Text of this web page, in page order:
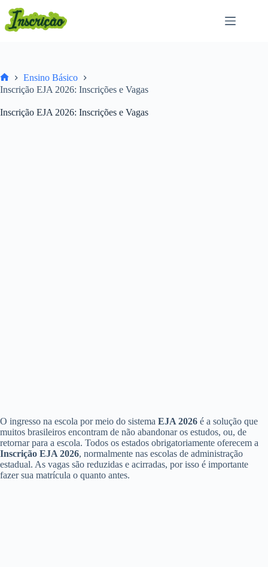
para
Home
Ensino Básico
Inscrição EJA 2026: Inscrições e Vagas
Inscrição EJA 2026: Inscrições e Vagas
O ingresso na escola por meio do sistema EJA 2026 é a solução que
muitos brasileiros encontram de não abandonar os estudos, ou, de
retornar para a escola. Todos os estados obrigatoriamente oferecem a
Inscrição EJA 2026, normalmente nas escolas de administração
estadual. As vagas são reduzidas e acirradas, por isso é importante
fazer sua matrícula o quanto antes.